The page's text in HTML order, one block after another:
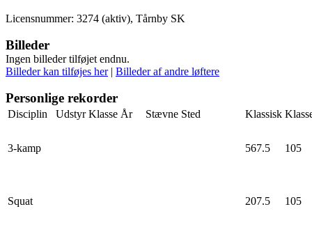
Licensnummer: 3274 (aktiv), Tårnby SK
Billeder
Ingen billeder tilføjet endnu.
Billeder kan tilføjes her| Billeder af andre løftere
Personlige rekorder
Disciplin Udstyr Klasse År Stævne Sted Klassisk
3-kamp 567.5 105
Squat 207.5 105